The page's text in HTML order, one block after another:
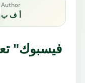
Author
أ ف ب